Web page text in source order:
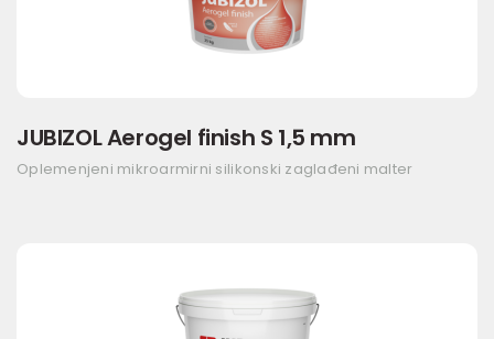
JUBIZOL Aerogel finish S 1,5 mm
Oplemenjeni mikroarmirni silikonski zaglađeni malter